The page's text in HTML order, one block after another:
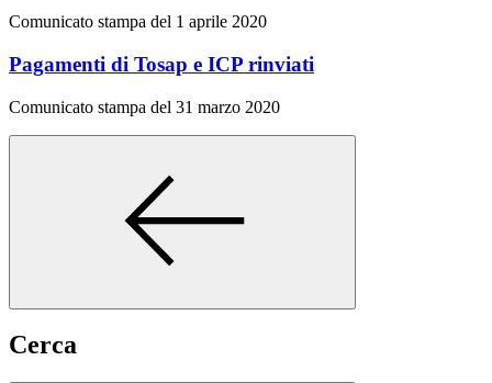
Comunicato stampa del 1 aprile 2020
Pagamenti di Tosap e ICP rinviati
Comunicato stampa del 31 marzo 2020
Cerca